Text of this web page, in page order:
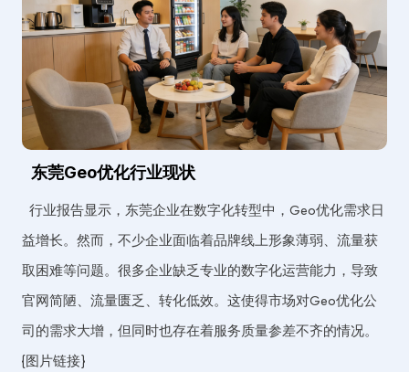
东莞Geo优化行业现状
行业报告显示，东莞企业在数字化转型中，Geo优化需求日
益增长。然而，不少企业面临着品牌线上形象薄弱、流量获
取困难等问题。很多企业缺乏专业的数字化运营能力，导致
官网简陋、流量匮乏、转化低效。这使得市场对Geo优化公
司的需求大增，但同时也存在着服务质量参差不齐的情况。
{图片链接}